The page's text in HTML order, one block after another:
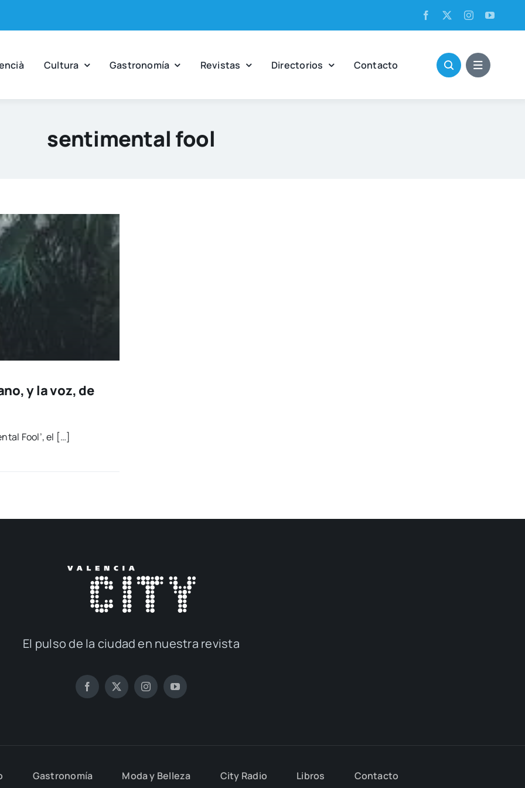
Cul­tu­ra Gas­tro­no­mía Revis­tas Direc­to­rios Con­tac­to
sentimental fool
y la voz, de
Fool’, el […]
El pul­so de la ciu­dad en nues­tra revis­ta
Gas­tro­no­mía Moda y Belle­za City Radio Libros Con­tac­to